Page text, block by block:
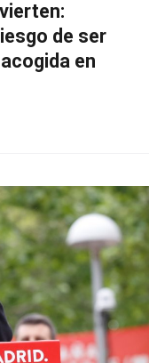
de ser
en